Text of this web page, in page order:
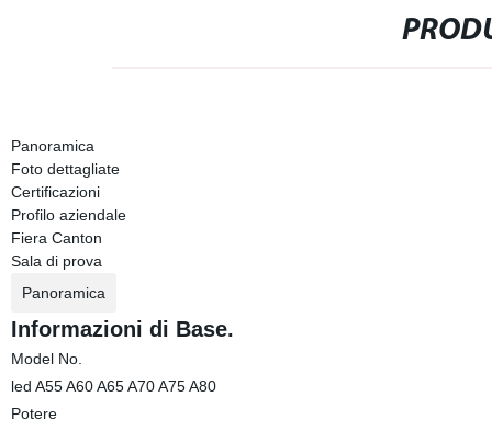
Panoramica
Foto dettagliate
Certificazioni
Profilo aziendale
Fiera Canton
Sala di prova
Panoramica
Informazioni di Base.
Model No.
led A55 A60 A65 A70 A75 A80
Potere